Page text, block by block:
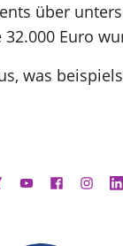
über
Euro
was